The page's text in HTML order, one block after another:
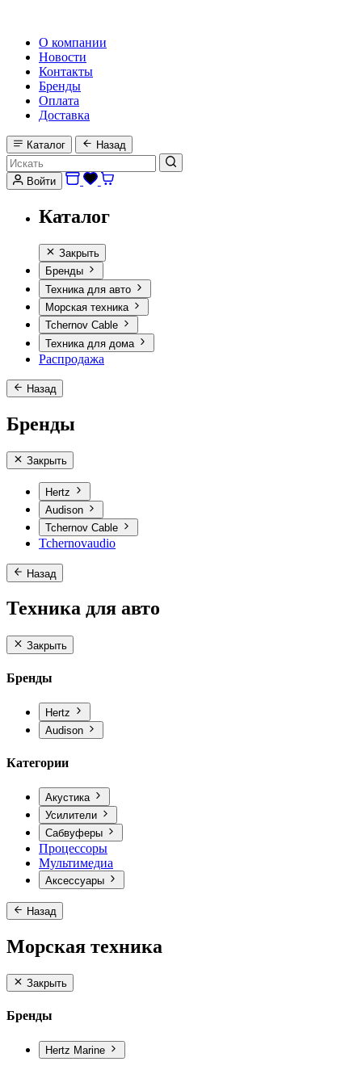
О компании
Новости
Контакты
Бренды
Оплата
Доставка
Каталог Назад
Войти
Каталог
Закрыть
Бренды
Техника для авто
Морская техника
Tchernov Cable
Техника для дома
Распродажа
Назад
Бренды
Закрыть
Hertz
Audison
Tchernov Cable
Tchernovaudio
Назад
Техника для авто
Закрыть
Бренды
Hertz
Audison
Категории
Акустика
Усилители
Сабвуферы
Процессоры
Мультимедиа
Аксессуары
Назад
Морская техника
Закрыть
Бренды
Hertz Marine